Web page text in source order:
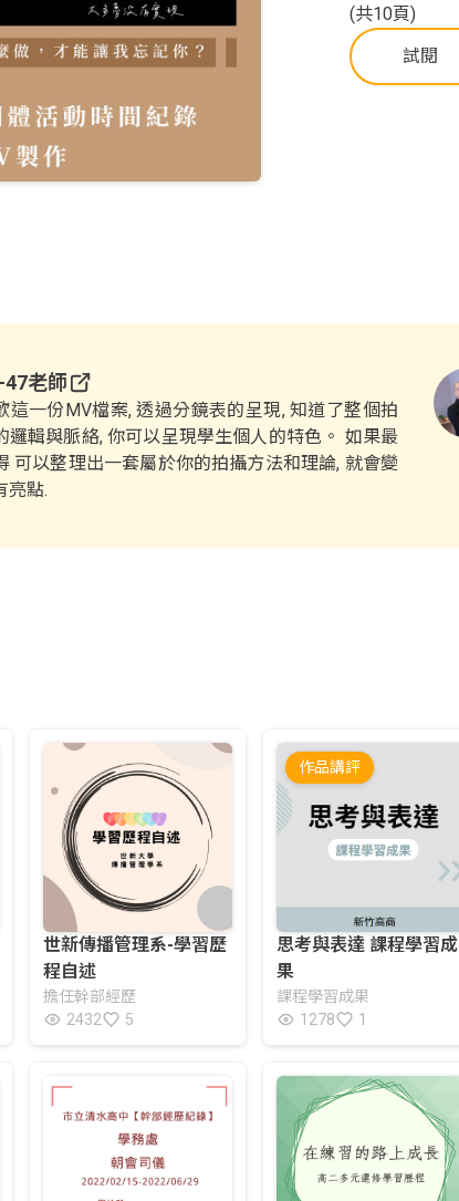
(共10頁)
試閱
老師
這一份MV檔案, 透過分鏡表的呈現, 知道了整個拍
邏輯與脈絡, 你可以呈現學生個人的特色。 如果最
可以整理出一套屬於你的拍攝方法和理論, 就會變
亮點.
世新傳播管理系-學習歷
程自述
擔任幹部經歷
2432
5
作品講評
思考與表達 課程學習成
果
課程學習成果
1278
1